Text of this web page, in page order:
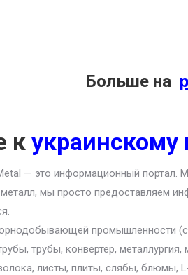
Больше на
к украинскому
— это информационный портал.
мы просто предоставляем
промышленности
трубы, конвертер, металлургия,
листы, плиты, слябы, блюмы,